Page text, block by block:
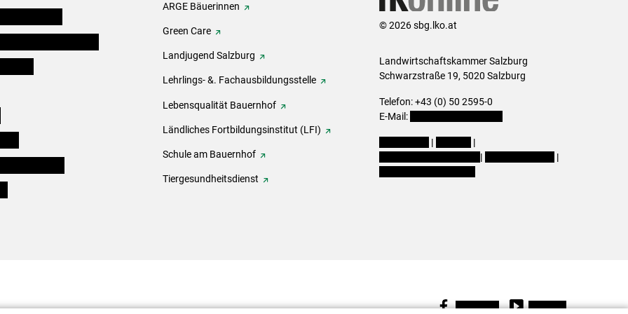
ARGE Bäuerinnen
Green Care
Landjugend Salzburg
Lehrlings- &. Fachausbildungsstelle
Lebensqualität Bauernhof
Ländliches Fortbildungsinstitut (LFI)
Schule am Bauernhof
Tiergesundheitsdienst
© 2026 sbg.lko.at
Landwirtschaftskammer Salzburg
Schwarzstraße 19, 5020 Salzburg
Telefon: +43 (0) 50 2595-0
E-Mail:
|
|
|
|
Facebook Youtube